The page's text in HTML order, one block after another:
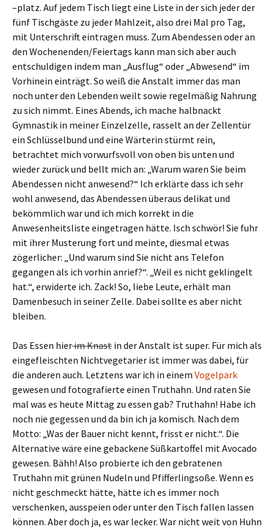
–platz. Auf jedem Tisch liegt eine Liste in der sich jeder der
fünf Tischgäste zu jeder Mahlzeit, also drei Mal pro Tag,
mit Unterschrift eintragen muss. Zum Abendessen oder an
den Wochenenden/Feiertags kann man sich aber auch
entschuldigen indem man „Ausflug“ oder „Abwesend“ im
Vorhinein einträgt. So weiß die Anstalt immer das man
noch unter den Lebenden weilt sowie regelmäßig Nahrung
zu sich nimmt. Eines Abends, ich mache halbnackt
Gymnastik in meiner Einzelzelle, rasselt an der Zellentür
ein Schlüsselbund und eine Wärterin stürmt rein,
betrachtet mich vorwurfsvoll von oben bis unten und
wieder zurück und bellt mich an: „Warum waren Sie beim
Abendessen nicht anwesend?“ Ich erklärte dass ich sehr
wohl anwesend, das Abendessen überaus delikat und
bekömmlich war und ich mich korrekt in die
Anwesenheitsliste eingetragen hätte. Isch schwör! Sie fuhr
mit ihrer Musterung fort und meinte, diesmal etwas
zögerlicher: „Und warum sind Sie nicht ans Telefon
gegangen als ich vorhin anrief?“. „Weil es nicht geklingelt
hat.“, erwiderte ich. Zack! So, liebe Leute, erhält man
Damenbesuch in seiner Zelle. Dabei sollte es aber nicht
bleiben.
Das Essen hierim Knast in der Anstalt ist super. Für mich als
eingefleischten Nichtvegetarier ist immer was dabei, für
die anderen auch. Letztens war ich in einem Vogelpark
gewesen und fotografierte einen Truthahn. Und raten Sie
mal was es heute Mittag zu essen gab? Truthahn! Habe ich
noch nie gegessen und da bin ich ja komisch. Nach dem
Motto: „Was der Bauer nicht kennt, frisst er nicht.“. Die
Alternative wäre eine gebackene Süßkartoffel mit Avocado
gewesen. Bähh! Also probierte ich den gebratenen
Truthahn mit grünen Nudeln und Pfifferlingsoße. Wenn es
nicht geschmeckt hätte, hätte ich es immer noch
verschenken, ausspeien oder unter den Tisch fallen lassen
können. Aber doch ja, es war lecker. War nicht weit von Huhn